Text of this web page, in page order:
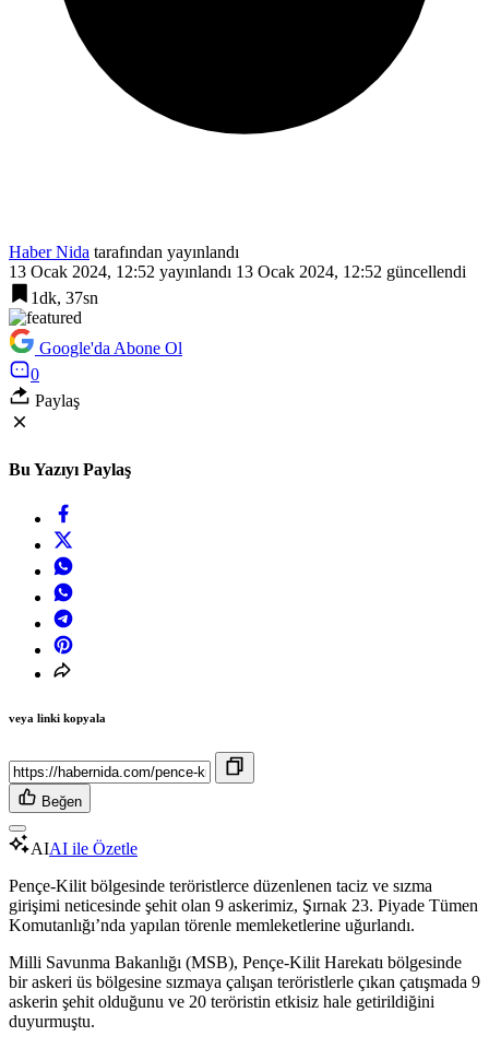
Haber Nida tarafından yayınlandı
13 Ocak 2024, 12:52 yayınlandı 13 Ocak 2024, 12:52 güncellendi
1dk, 37sn
Google'da Abone Ol
0
Paylaş
Bu Yazıyı Paylaş
veya linki kopyala
Beğen
AIAI ile Özetle
Pençe-Kilit bölgesinde teröristlerce düzenlenen taciz ve sızma
girişimi neticesinde şehit olan 9 askerimiz, Şırnak 23. Piyade Tümen
Komutanlığı’nda yapılan törenle memleketlerine uğurlandı.
Milli Savunma Bakanlığı (MSB), Pençe-Kilit Harekatı bölgesinde
bir askeri üs bölgesine sızmaya çalışan teröristlerle çıkan çatışmada 9
askerin şehit olduğunu ve 20 teröristin etkisiz hale getirildiğini
duyurmuştu.